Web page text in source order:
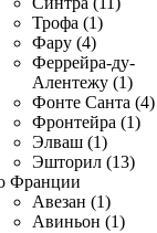
Трофа (1)
Фару (4)
Феррейра-ду-
Алентежу (1)
Фонте Санта (4)
Фронтейра (1)
Элваш (1)
Эшторил (13)
Франции
Авезан (1)
Авиньон (1)